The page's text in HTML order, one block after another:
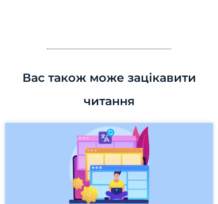
Вас також може зацікавити
читання